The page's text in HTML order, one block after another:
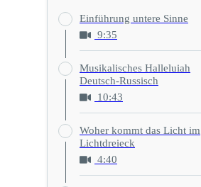
Einführung untere Sinne
9:35
Musikalisches Halleluiah
Deutsch-Russisch
10:43
Woher kommt das Licht im
Lichtdreieck
4:40